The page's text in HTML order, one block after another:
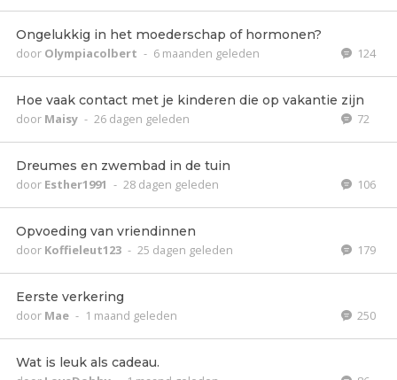
Ongelukkig in het moederschap of hormonen?
door Olympiacolbert - 6 maanden geleden 124
Hoe vaak contact met je kinderen die op vakantie zijn
door Maisy - 26 dagen geleden 72
Dreumes en zwembad in de tuin
door Esther1991 - 28 dagen geleden 106
Opvoeding van vriendinnen
door Koffieleut123 - 25 dagen geleden 179
Eerste verkering
door Mae - 1 maand geleden 250
Wat is leuk als cadeau.